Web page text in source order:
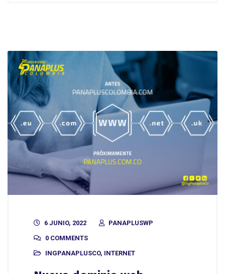
6 JUNIO, 2022
PANAPLUSWP
0 COMMENTS
INGPANAPLUSCO, INTERNET